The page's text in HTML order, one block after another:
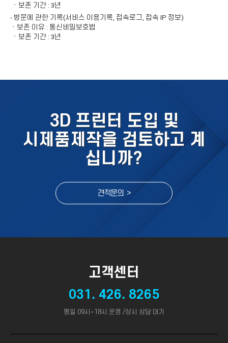
ㆍ보존 기간 : 3년
- 방문에 관한 기록(서비스 이용기록, 접속로그, 접속 IP 정보)
ㆍ보존 이유 : 통신비밀보호법
ㆍ보존 기간 : 3년
3D 프린터 도입 및
시제품제작을 검토하고 계
십니까?
견적문의 >
고객센터
031. 426. 8265
평일 09시~18시 운영 /상시 상담 대기